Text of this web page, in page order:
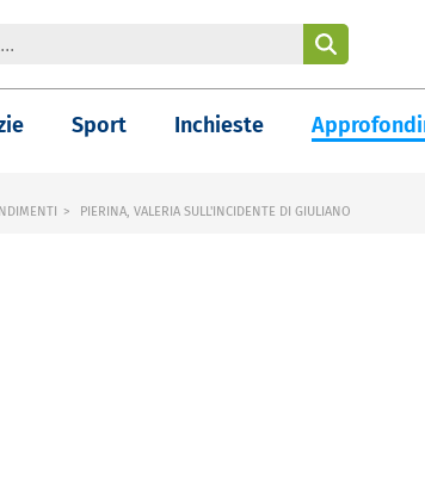
Sport Inchieste
PIERINA, VALERIA SULL'INCIDENTE DI GIULIANO